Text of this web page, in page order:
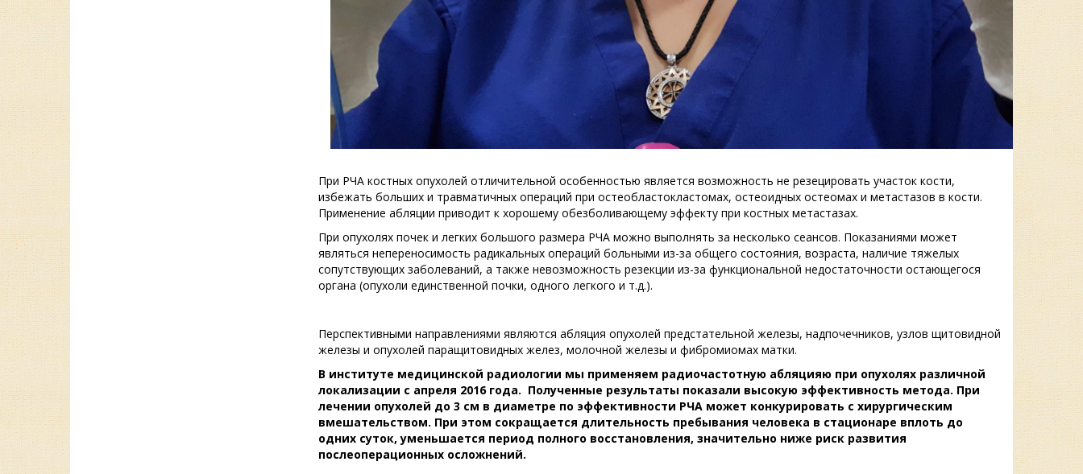
При РЧА костных опухолей отличительной особенностью является возможность не резецировать участок кости,
избежать больших и травматичных операций при остеобластокластомах, остеоидных остеомах и метастазов в кости.
Применение абляции приводит к хорошему обезболивающему эффекту при костных метастазах.
При опухолях почек и легких большого размера РЧА можно выполнять за несколько сеансов. Показаниями может
являться непереносимость радикальных операций больными из-за общего состояния, возраста, наличие тяжелых
сопутствующих заболеваний, а также невозможность резекции из-за функциональной недостаточности остающегося
органа (опухоли единственной почки, одного легкого и т.д.).
Перспективными направлениями являются абляция опухолей предстательной железы, надпочечников, узлов щитовидной
железы и опухолей паращитовидных желез, молочной железы и фибромиомах матки.
В институте медицинской радиологии мы применяем радиочастотную абляцияю при опухолях различной
локализации с апреля 2016 года. Полученные результаты показали высокую эффективность метода. При
лечении опухолей до 3 см в диаметре по эффективности РЧА может конкурировать с хирургическим
вмешательством. При этом сокращается длительность пребывания человека в стационаре вплоть до
одних суток, уменьшается период полного восстановления, значительно ниже риск развития
послеоперационных осложнений.